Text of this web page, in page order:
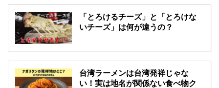
「とろけるチーズ」と「とろけな
いチーズ」は何が違うの？
台湾ラーメンは台湾発祥じゃな
い！実は地名が関係ない食べ物ク